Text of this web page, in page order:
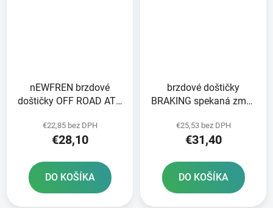
nEWFREN brzdové
doštičky OFF ROAD ATV
€22,85 bez DPH
€28,10
DO KOŠÍKA
brzdové doštičky
BRAKING spekaná zmes
€25,53 bez DPH
€31,40
DO KOŠÍKA